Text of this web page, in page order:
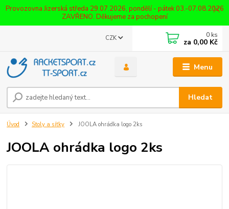
Provozovna Jizerská středa 29.07.2026, pondělí - pátek 03.-07.08.2026
ZAVŘENO. Děkujeme za pochopení
Menu
CZK
Hledat
0 ks
za 0,00 Kč
Úvod Stoly a síťky JOOLA ohrádka logo 2ks
JOOLA ohrádka logo 2ks